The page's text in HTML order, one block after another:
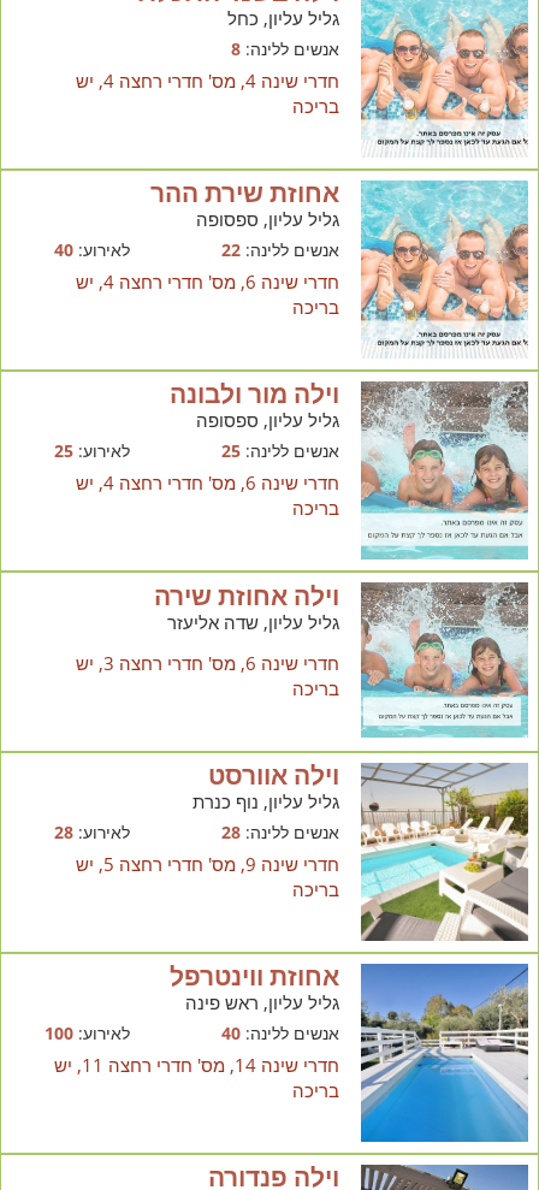
גליל עליון, כחל
אנשים ללינה:8
חדרי שינה 4, מס' חדרי רחצה 4, יש
בריכה
אחוזת שירת ההר
גליל עליון, ספסופה
אנשים ללינה:22 לאירוע:40
חדרי שינה 6, מס' חדרי רחצה 4, יש
בריכה
וילה מור ולבונה
גליל עליון, ספסופה
אנשים ללינה:25 לאירוע:25
חדרי שינה 6, מס' חדרי רחצה 4, יש
בריכה
וילה אחוזת שירה
גליל עליון, שדה אליעזר
חדרי שינה 6, מס' חדרי רחצה 3, יש
בריכה
וילה אוורסט
גליל עליון, נוף כנרת
אנשים ללינה:28 לאירוע:28
חדרי שינה 9, מס' חדרי רחצה 5, יש
בריכה
אחוזת ווינטרפל
גליל עליון, ראש פינה
אנשים ללינה:40 לאירוע:100
חדרי שינה 14, מס' חדרי רחצה 11, יש
בריכה
וילה פנדורה